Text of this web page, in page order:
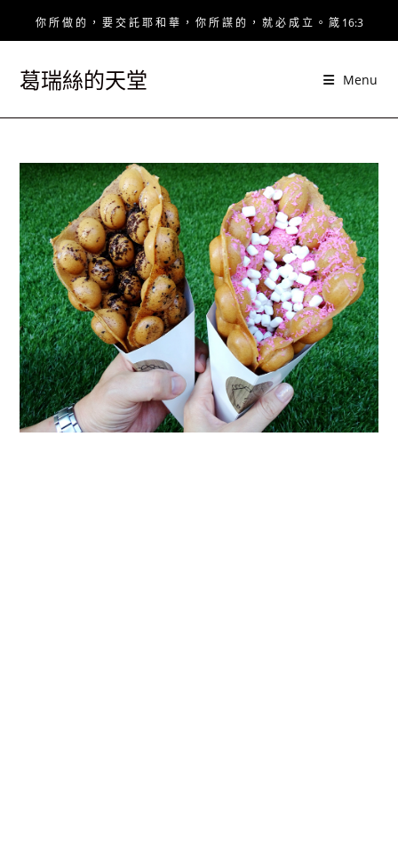
你 所 做 的 ， 要 交 託 耶 和 華 ， 你 所 謀 的 ， 就 必 成 立 。 箴 16:3
葛瑞絲的天堂 Menu